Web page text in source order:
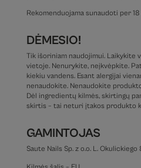
Rekomenduojama sunaudoti per
DĖMESIO!
Tik išoriniam naudojimui. Laikykite
vietoje. Nenurykite, neįkvėpkite.
kiekiu vandens. Esant alergijai
nenaudokite. Nenaudokite
Dėl ingredientų kilmės, skirtingų
skirtis – tai neturi įtakos produkto
GAMINTOJAS
Saute Nails Sp. z o.o. L.